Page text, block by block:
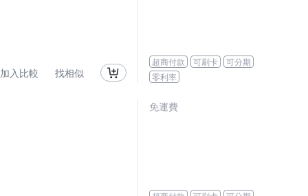
加入比較 找相似
超商付款 可刷卡
可分期
零利率
免運費